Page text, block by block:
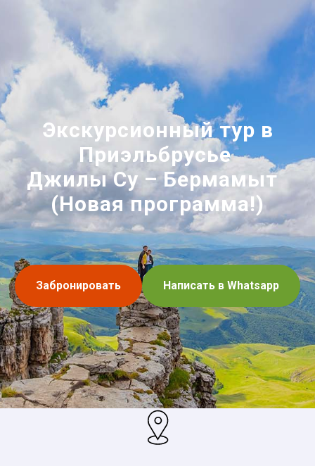
Экскурсионный тур в
Приэльбрусье
Джилы Су – Бермамыт
(Новая программа!)
Забронировать Написать в Whatsapp